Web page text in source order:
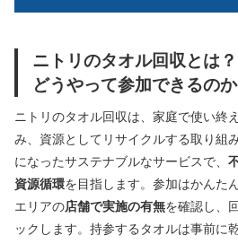
ニトリのタオル回収とは？
どうやって参加できるのか
ニトリのタオル回収は、家庭で使い終
み、資源としてリサイクルする取り組
になったサステナブルなサービスで、
資源循環を目指します。参加はかんた
エリアの店舗で実施の有無を確認し、
ックします。持参するタオルは事前に